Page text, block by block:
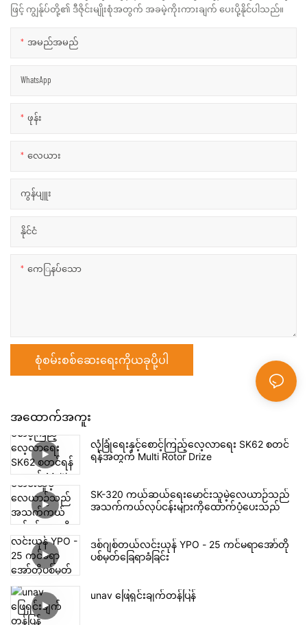
ဖြင့် ကျွန်ုပ်တို့၏ ဒီဇိုင်းမျိုးစုံအတွက် အခမဲ့ကိုးကားချက် ပေးပို့နိုင်ပါသည်။
အမည်အမည်
WhatsApp
ဖုန်း
လေယား
ကွန်ပျူး
နိုင်ငံ
ကေြနပ်သော
စုံစမ်းစစ်ဆေးရေးကိုယခုပို့ပါ
အထောက်အကူး
လုံခြုံရေးနှင့်စောင့်ကြည့်လေ့လာရေး SK62 စတင်
ရန်အတွက် Multi Rotor Drize
SK-320 ကယ်ဆယ်ရေးမောင်းသူမဲ့လေယာဉ်သည်
အသက်ကယ်လုပ်ငန်းများကိုထောက်ပံ့ပေးသည်
ဒစ်ဂျစ်တယ်လင်းယုန် YPO - 25 ကင်မရာအော်တို
ပစ်မှတ်ခြေရာခံခြင်း
unav ဖြေရှင်းချက်တန်ပြန်